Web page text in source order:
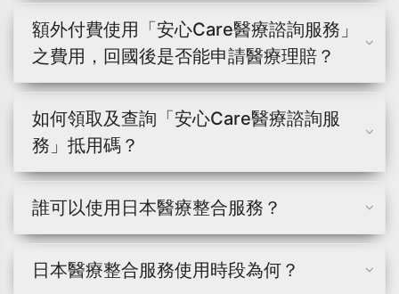
額外付費使用「安心Care醫療諮詢服務」
之費用，回國後是否能申請醫療理賠？
如何領取及查詢「安心Care醫療諮詢服
務」抵用碼？
誰可以使用日本醫療整合服務？
日本醫療整合服務使用時段為何？